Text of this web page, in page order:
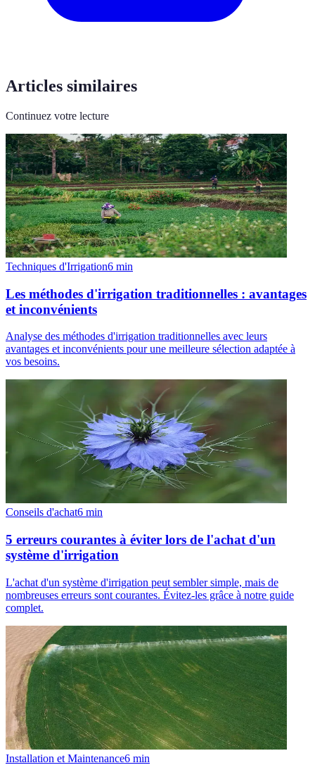
Articles similaires
Continuez votre lecture
Techniques d'Irrigation6 min
Les méthodes d'irrigation traditionnelles : avantages
et inconvénients
Analyse des méthodes d'irrigation traditionnelles avec leurs
avantages et inconvénients pour une meilleure sélection adaptée à
vos besoins.
Conseils d'achat6 min
5 erreurs courantes à éviter lors de l'achat d'un
système d'irrigation
L'achat d'un système d'irrigation peut sembler simple, mais de
nombreuses erreurs sont courantes. Évitez-les grâce à notre guide
complet.
Installation et Maintenance6 min